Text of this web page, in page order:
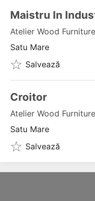
Maistru In
Atelier Wood
Satu Mare
Salvează
Croitor
Atelier Wood
Satu Mare
Salvează